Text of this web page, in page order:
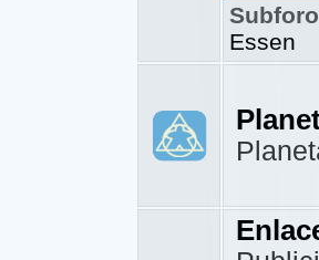
Essen